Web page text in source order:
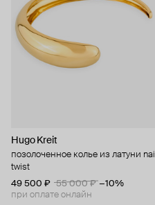
Hugo Kreit
позолоченное колье из латуни nail
twist
49 500 ₽
55 000 ₽ −10%
при оплате онлайн